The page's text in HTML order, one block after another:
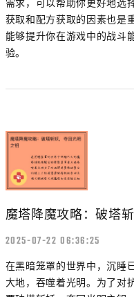
获取和配方获取的因素也是
能够提升你在游戏中的战斗
验。
魔塔降魔攻略：破塔
2025-07-22 06:36:25
在黑暗笼罩的世界中，沉睡
大地，吞噬着光明。为了对